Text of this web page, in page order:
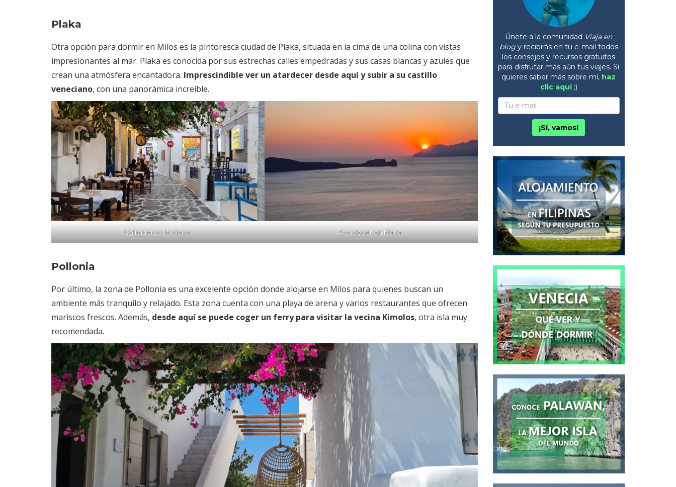
Plaka
Otra opción para dormir en Milos es la pintoresca ciudad de Plaka, situada en la cima de una colina con vistas
impresionantes al mar. Plaka es conocida por sus estrechas calles empedradas y sus casas blancas y azules que
crean una atmósfera encantadora. Imprescindible ver un atardecer desde aquí y subir a su castillo
veneciano, con una panorámica increíble.
Callejuelas de Plaka. Atardecer en Plaka.
Pollonia
Por último, la zona de Pollonia es una excelente opción donde alojarse en Milos para quienes buscan un
ambiente más tranquilo y relajado. Esta zona cuenta con una playa de arena y varios restaurantes que ofrecen
mariscos frescos. Además, desde aquí se puede coger un ferry para visitar la vecina Kimolos, otra isla muy
recomendada.
Únete a la comunidad Viaja en
blogy recibirás en tu e-mail todos
los consejos y recursos gratuitos
para disfrutar más aún tus viajes. Si
quieres saber más sobre mí, haz
clic aquí;)
¡Sí, vamos!